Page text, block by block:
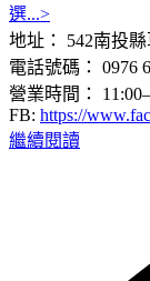
選...>
地址： 542南投
電話號碼： 0976
營業時間：
FB: https://
繼續閱讀